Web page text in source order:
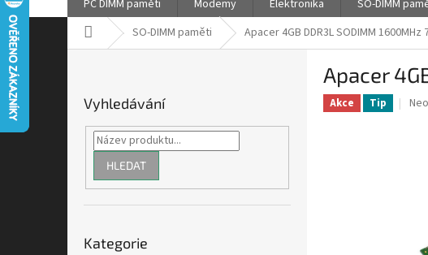
PC DIMM paměti Modemy Elektronika SO-DIMM
Domů SO-DIMM paměti Apacer 4GB DDR3L SODIMM 1600MHz
Vyhledávání
HLEDAT
kategorie
Kategorie
Apacer
Akce Tip